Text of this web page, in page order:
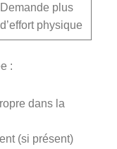
Demande plus
d’effort physique
:
dans la
(si présent)